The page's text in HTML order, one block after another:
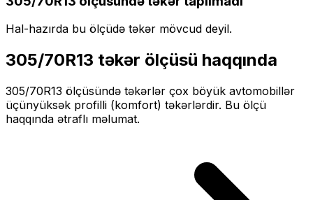
Hal-hazırda bu ölçüdə təkər mövcud deyil.
305/70R13 təkər ölçüsü haqqında
305/70R13 ölçüsündə təkərlər çox böyük avtomobillər
üçünyüksək profilli (komfort) təkərlərdir. Bu ölçü
haqqında ətraflı məlumat.